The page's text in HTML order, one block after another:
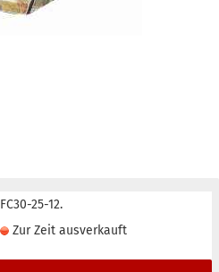
FC30-25-12.
Zur Zeit ausverkauft